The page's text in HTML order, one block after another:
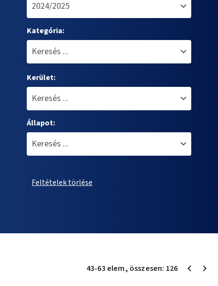
Kategória:
Kerület:
Állapot:
Feltételek törlése
43-63 elem, összesen: 126